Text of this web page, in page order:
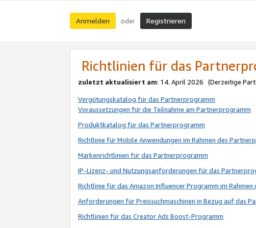
Anmelden oder Registrieren
Richtlinien für das
zuletzt aktualisiert am: 14. April 2026 (Derzeitige
Vergütungskatalog für das Partnerprogramm
Voraussetzungen für die Teilnahme am Partnerprogramm
Produktkatalog für das Partnerprogramm
Richtlinie für Mobile Anwendungen im Rahmen des
Markenrichtlinien für das Partnerprogramm
IP-Lizenz- und Nutzungsanforderungen für das
Richtlinie für das Amazon Influencer Programm im
Anforderungen für Preissuchmaschinen in Bezug auf das
Richtlinien für das Creator Ads Boost-Programm